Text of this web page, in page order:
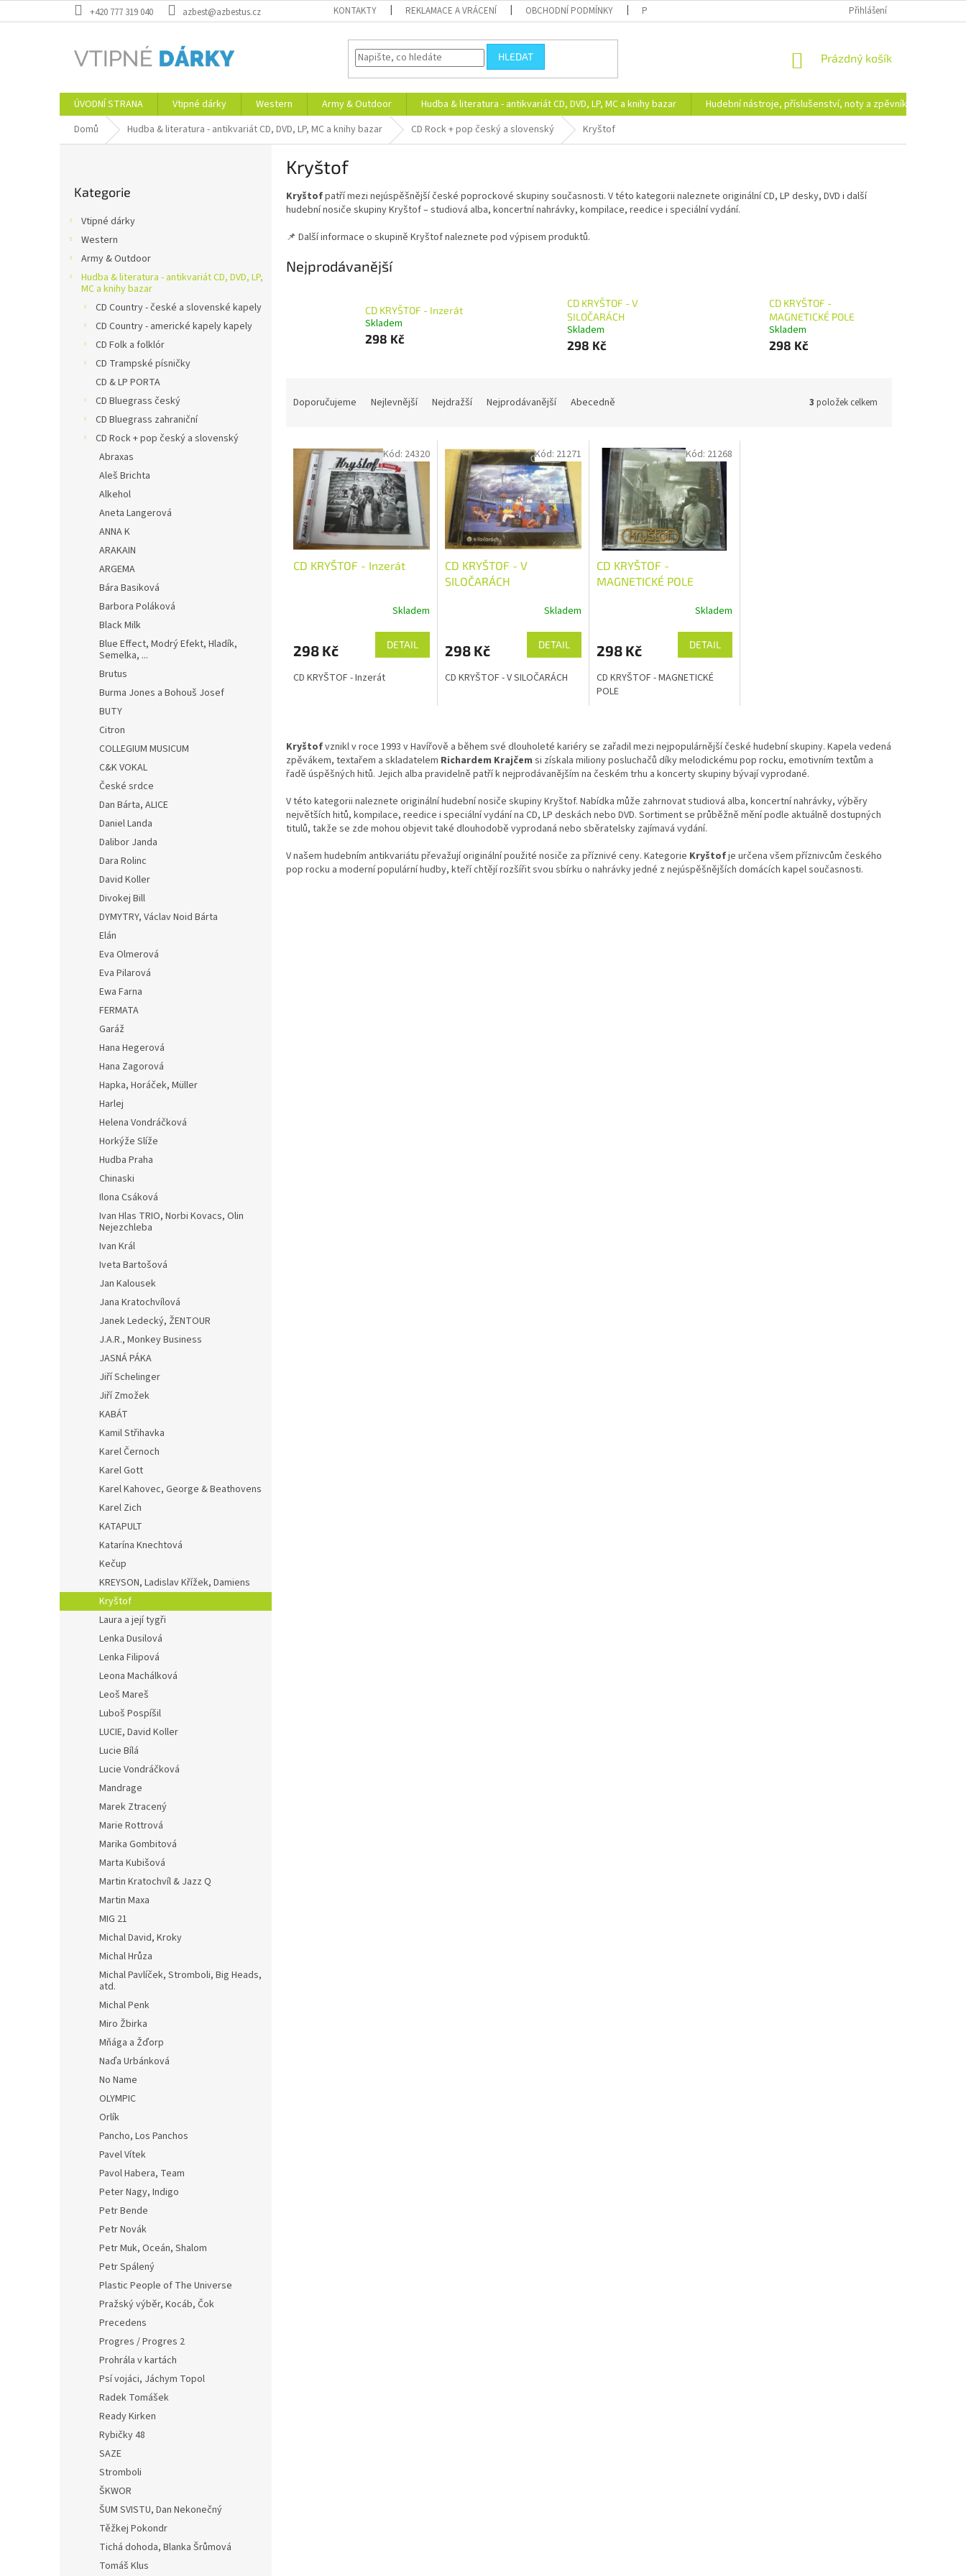
na
+420 777 319 040 azbest@azbestus.cz KONTAKTY REKLAMACE A VRÁCENÍ OBCHODNÍ PODMÍNKY PODMÍNKY OCHRANY OSOBNÍCH ÚDAJŮ DOPRAVA A PLATBA
Přihlášení
HLEDAT
NÁKUPNÍ
Prázdný košík
ÚVODNÍ STRANA Vtipné dárky Western Army & Outdoor Hudba & literatura - antikvariát CD, DVD, LP, MC a knihy bazar Hudební nástroje, příslušenství, noty a zpěvníky
Domů
Hudba & literatura - antikvariát CD, DVD, LP, MC a knihy bazar CD Rock + pop český a slovenský Kryštof
kategorie
Kategorie
Vtipné dárky
Western
Army & Outdoor
Hudba & literatura - antikvariát CD, DVD, LP,
MC a knihy bazar
CD Country - české a slovenské kapely
CD Country - americké kapely kapely
CD Folk a folklór
CD Trampské písničky
CD & LP PORTA
CD Bluegrass český
CD Bluegrass zahraniční
CD Rock + pop český a slovenský
Abraxas
Aleš Brichta
Alkehol
Aneta Langerová
ANNA K
ARAKAIN
ARGEMA
Bára Basiková
Barbora Poláková
Black Milk
Blue Effect, Modrý Efekt, Hladík,
Semelka, ...
Brutus
Burma Jones a Bohouš Josef
BUTY
Citron
COLLEGIUM MUSICUM
C&K VOKAL
České srdce
Dan Bárta, ALICE
Daniel Landa
Dalibor Janda
Dara Rolinc
David Koller
Divokej Bill
DYMYTRY, Václav Noid Bárta
Elán
Eva Olmerová
Eva Pilarová
Ewa Farna
FERMATA
Garáž
Hana Hegerová
Hana Zagorová
Hapka, Horáček, Müller
Harlej
Helena Vondráčková
Horkýže Slíže
Hudba Praha
Chinaski
Ilona Csáková
Ivan Hlas TRIO, Norbi Kovacs, Olin
Nejezchleba
Ivan Král
Iveta Bartošová
Jan Kalousek
Jana Kratochvílová
Janek Ledecký, ŽENTOUR
J.A.R., Monkey Business
JASNÁ PÁKA
Jiří Schelinger
Jiří Zmožek
KABÁT
Kamil Střihavka
Karel Černoch
Karel Gott
Karel Kahovec, George & Beathovens
Karel Zich
KATAPULT
Katarína Knechtová
Kečup
KREYSON, Ladislav Křížek, Damiens
Kryštof
Laura a její tygři
Lenka Dusilová
Lenka Filipová
Leona Machálková
Leoš Mareš
Luboš Pospíšil
LUCIE, David Koller
Lucie Bílá
Lucie Vondráčková
Mandrage
Marek Ztracený
Marie Rottrová
Marika Gombitová
Marta Kubišová
Martin Kratochvíl & Jazz Q
Martin Maxa
MIG 21
Michal David, Kroky
Michal Hrůza
Michal Pavlíček, Stromboli, Big Heads,
atd.
Michal Penk
Miro Žbirka
Mňága a Žďorp
Naďa Urbánková
No Name
OLYMPIC
Orlík
Pancho, Los Panchos
Pavel Vítek
Pavol Habera, Team
Peter Nagy, Indigo
Petr Bende
Petr Novák
Petr Muk, Oceán, Shalom
Petr Spálený
Plastic People of The Universe
Pražský výběr, Kocáb, Čok
Precedens
Progres / Progres 2
Prohrála v kartách
Psí vojáci, Jáchym Topol
Radek Tomášek
Ready Kirken
Rybičky 48
SAZE
Stromboli
ŠKWOR
ŠUM SVISTU, Dan Nekonečný
Těžkej Pokondr
Tichá dohoda, Blanka Šrůmová
Tomáš Klus
Kryštof
Kryštofpatří mezi nejúspěšnější české poprockové skupiny současnosti. V této kategorii naleznete originální CD, LP desky, DVD i další
hudební nosiče skupiny Kryštof – studiová alba, koncertní nahrávky, kompilace, reedice i speciální vydání.
📌 Další informace o skupině Kryštof naleznete pod výpisem produktů.
Nejprodávanější
CD KRYŠTOF - Inzerát
Skladem
298 Kč
CD KRYŠTOF - V
SILOČARÁCH
Skladem
298 Kč
CD KRYŠTOF -
MAGNETICKÉ POLE
Skladem
298 Kč
n
Doporučujeme Nejlevnější Nejdražší Nejprodávanější Abecedně 3 položek celkem
V
CD KRYŠTOF - Inzerát
Skladem
298 Kč DETAIL
CD KRYŠTOF - Inzerát
Kód: 24320
CD KRYŠTOF - V
SILOČARÁCH
Skladem
298 Kč DETAIL
CD KRYŠTOF - V SILOČARÁCH
Kód: 21271
CD KRYŠTOF -
MAGNETICKÉ POLE
Skladem
298 Kč DETAIL
CD KRYŠTOF - MAGNETICKÉ
POLE
Kód: 21268
l
á
d
a
c
í
p
r
v
k
Kryštofvznikl v roce 1993 v Havířově a během své dlouholeté kariéry se zařadil mezi nejpopulárnější české hudební skupiny. Kapela vedená
zpěvákem, textařem a skladatelem Richardem Krajčem si získala miliony posluchačů díky melodickému pop rocku, emotivním textům a
řadě úspěšných hitů. Jejich alba pravidelně patří k nejprodávanějším na českém trhu a koncerty skupiny bývají vyprodané.
V této kategorii naleznete originální hudební nosiče skupiny Kryštof. Nabídka může zahrnovat studiová alba, koncertní nahrávky, výběry
největších hitů, kompilace, reedice i speciální vydání na CD, LP deskách nebo DVD. Sortiment se průběžně mění podle aktuálně dostupných
titulů, takže se zde mohou objevit také dlouhodobě vyprodaná nebo sběratelsky zajímavá vydání.
V našem hudebním antikvariátu převažují originální použité nosiče za příznivé ceny. Kategorie Kryštofje určena všem příznivcům českého
pop rocku a moderní populární hudby, kteří chtějí rozšířit svou sbírku o nahrávky jedné z nejúspěšnějších domácích kapel současnosti.